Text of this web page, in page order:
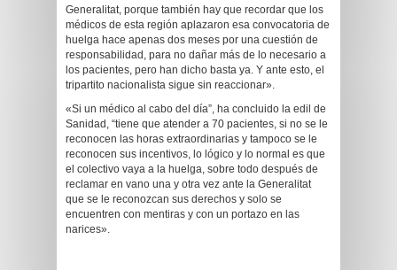
Generalitat, porque también hay que recordar que los
médicos de esta región aplazaron esa convocatoria de
huelga hace apenas dos meses por una cuestión de
responsabilidad, para no dañar más de lo necesario a
los pacientes, pero han dicho basta ya. Y ante esto, el
tripartito nacionalista sigue sin reaccionar».
«Si un médico al cabo del día”, ha concluido la edil de
Sanidad, “tiene que atender a 70 pacientes, si no se le
reconocen las horas extraordinarias y tampoco se le
reconocen sus incentivos, lo lógico y lo normal es que
el colectivo vaya a la huelga, sobre todo después de
reclamar en vano una y otra vez ante la Generalitat
que se le reconozcan sus derechos y solo se
encuentren con mentiras y con un portazo en las
narices».